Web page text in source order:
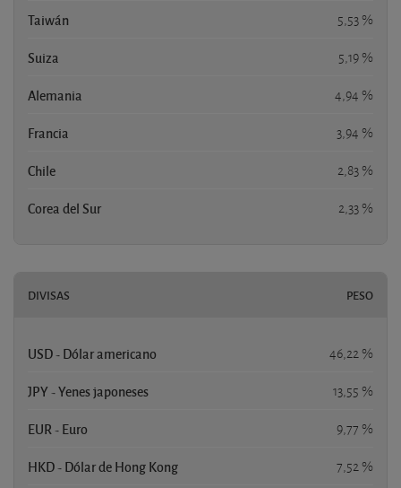
Taiwán 5,53 %
Suiza 5,19 %
Alemania 4,94 %
Francia 3,94 %
Chile 2,83 %
Corea del Sur 2,33 %
DIVISAS PESO
USD - Dólar americano 46,22 %
JPY - Yenes japoneses 13,55 %
EUR - Euro 9,77 %
HKD - Dólar de Hong Kong 7,52 %